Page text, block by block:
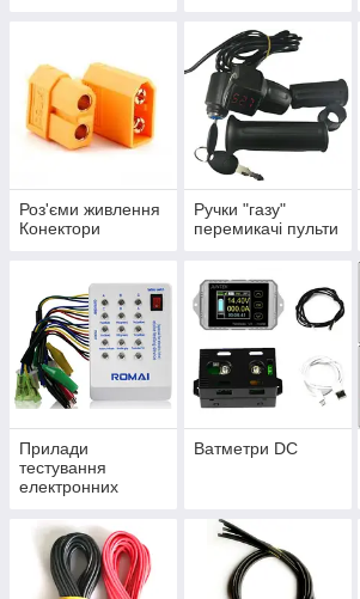
Роз'єми живлення
Конектори
Ручки "газу"
перемикачі пульти
Прилади
тестування
електронних
Ватметри DC